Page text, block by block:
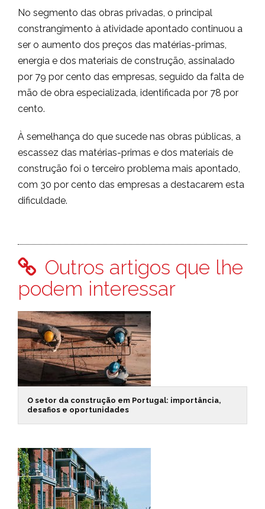
No segmento das obras privadas, o principal
constrangimento à atividade apontado continuou a
ser o aumento dos preços das matérias-primas,
energia e dos materiais de construção, assinalado
por 79 por cento das empresas, seguido da falta de
mão de obra especializada, identificada por 78 por
cento.
À semelhança do que sucede nas obras públicas, a
escassez das matérias-primas e dos materiais de
construção foi o terceiro problema mais apontado,
com 30 por cento das empresas a destacarem esta
dificuldade.
Outros artigos que lhe
podem interessar
O setor da construção em Portugal: importância,
desafios e oportunidades